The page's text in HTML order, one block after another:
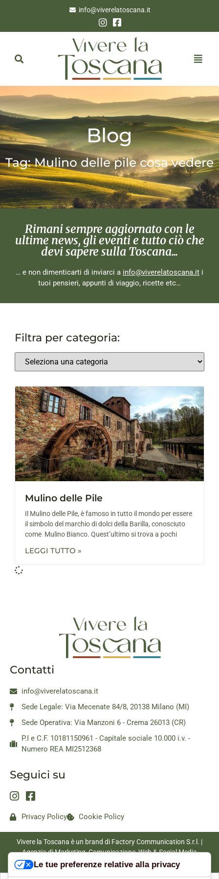
info@viverelatoscana.it
Blog
Tag: Mulino delle pile cosa vedere
Rimani sempre aggiornato con le
ultime news, gli eventi e tutto ciò che
devi sapere sulla Toscana...
… e non dimenticarti di inviarci a info@viverelatoscana.it i
tuoi pensieri, appunti di viaggio, ricette etc…
Filtra per categoria:
Mulino delle Pile
Il Mulino delle Pile, è famoso in tutto il mondo per essere
il simbolo del marchio di dolci della Barilla, conosciuto
come Mulino Bianco. Quest’ultimo si trova a pochi
LEGGI TUTTO »
Contatti
info@viverelatoscana.it
Sede Legale: Via Mecenate 84/8, 20138 Milano (MI)
Sede Operativa: Via Manzoni 6 - Crema 26013 (CR)
P.I e C.F. 10181150961 - Capitale sociale 10.000 i.v. -
Numero REA MI2512368
Seguici su
Privacy Policy Cookie Policy
Vivere la Toscana è un brand di Factory Communication S.r.l. |
Agenzia di Marketing, Comunicazione, Web & Social Media
|www.factorycommunication.it
Le tue preferenze relative alla privacy